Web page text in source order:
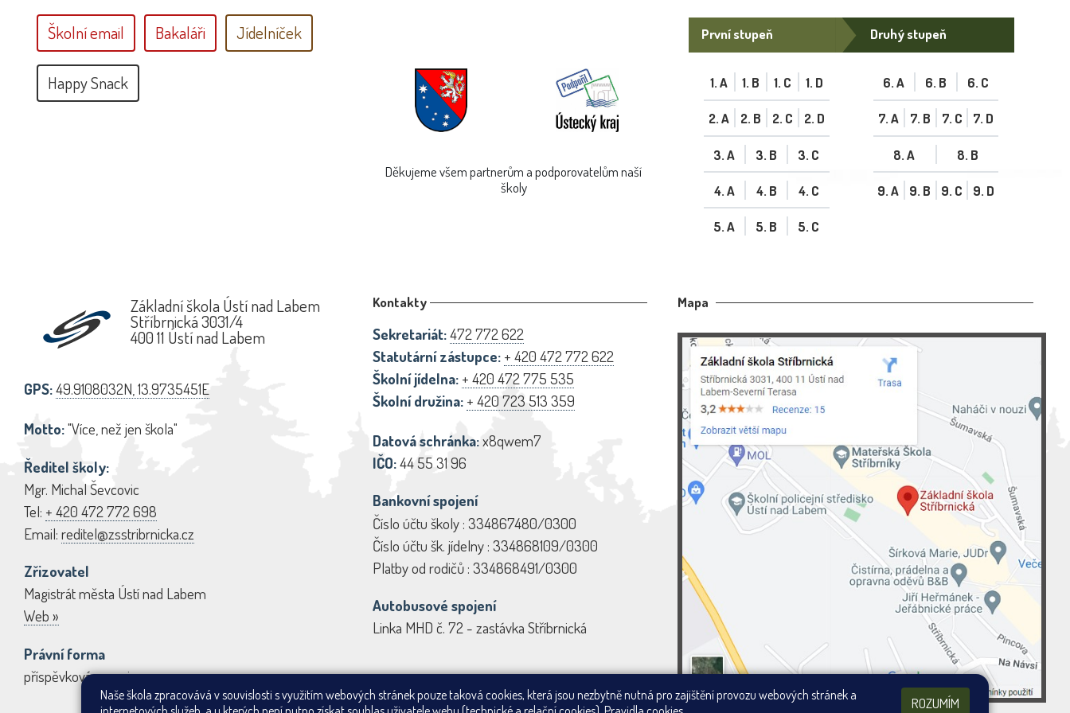
Školní email Bakaláři Jídelníček
Happy Snack
Děkujeme všem partnerům a podporovatelům naší
školy
První stupeň
1. A 1. B 1. C 1. D
2. A 2. B 2. C 2. D
3. A 3. B 3. C
4. A 4. B 4. C
5. A 5. B 5. C
Druhý stupeň
6. A 6. B 6. C
7. A 7. B 7. C 7. D
8. A 8. B
9. A 9. B 9. C 9. D
Základní škola Ústí nad Labem
Stříbrnická 3031/4
400 11 Ústí nad Labem
GPS:49.9108032N, 13.9735451E
Motto:"Více, než jen škola"
Ředitel školy:
Mgr. Michal Ševcovic
Tel: + 420 472 772 698
Email: reditel@zsstribrnicka.cz
Zřizovatel
Magistrát města Ústí nad Labem
Web »
Právní forma
příspěvková organizace
Kontakty
Sekretariát:472 772 622
Statutární zástupce: + 420 472 772 622
Školní jídelna: + 420 472 775 535
Školní družina: + 420 723 513 359
Datová schránka:x8qwem7
IČO:44 55 31 96
Bankovní spojení
Číslo účtu školy : 334867480/0300
Číslo účtu šk. jídelny : 334868109/0300
Platby od rodičů : 334868491/0300
Autobusové spojení
Linka MHD č. 72 - zastávka Stříbrnická
Mapa
Naše škola zpracovává v souvislosti s využitím webových stránek pouze taková cookies, která jsou nezbytně nutná pro zajištění provozu webových stránek a
ROZUMÍM